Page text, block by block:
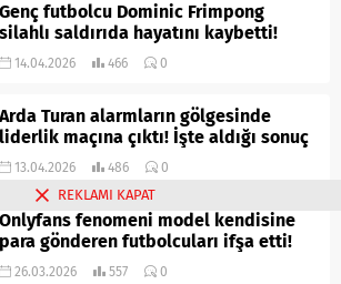
Genç futbolcu Dominic Frimpong
silahlı saldırıda hayatını kaybetti!
14.04.2026 466 0
Arda Turan alarmların gölgesinde
liderlik maçına çıktı! İşte aldığı sonuç
13.04.2026 486 0
Onlyfans fenomeni model kendisine
para gönderen futbolcuları ifşa etti!
26.03.2026 557 0
REKLAMI KAPAT